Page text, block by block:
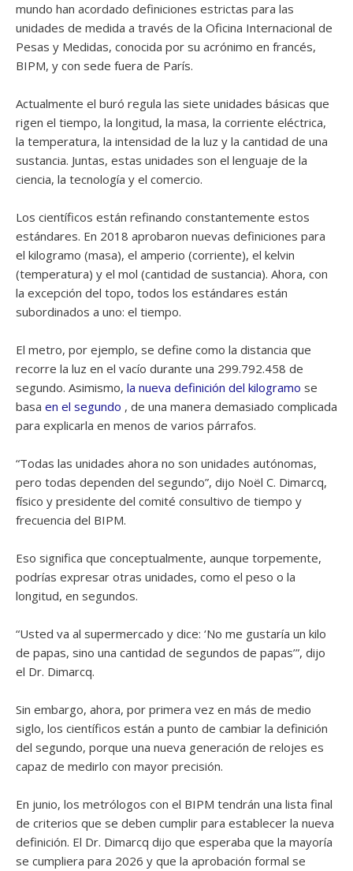
mundo han acordado definiciones estrictas para las
unidades de medida a través de la Oficina Internacional de
Pesas y Medidas, conocida por su acrónimo en francés,
BIPM, y con sede fuera de París.
Actualmente el buró regula las siete unidades básicas que
rigen el tiempo, la longitud, la masa, la corriente eléctrica,
la temperatura, la intensidad de la luz y la cantidad de una
sustancia. Juntas, estas unidades son el lenguaje de la
ciencia, la tecnología y el comercio.
Los científicos están refinando constantemente estos
estándares. En 2018 aprobaron nuevas definiciones para
el kilogramo (masa), el amperio (corriente), el kelvin
(temperatura) y el mol (cantidad de sustancia). Ahora, con
la excepción del topo, todos los estándares están
subordinados a uno: el tiempo.
El metro, por ejemplo, se define como la distancia que
recorre la luz en el vacío durante una 299.792.458 de
segundo. Asimismo, la nueva definición del kilogramo se
basa en el segundo , de una manera demasiado complicada
para explicarla en menos de varios párrafos.
“Todas las unidades ahora no son unidades autónomas,
pero todas dependen del segundo”, dijo Noël C. Dimarcq,
físico y presidente del comité consultivo de tiempo y
frecuencia del BIPM.
Eso significa que conceptualmente, aunque torpemente,
podrías expresar otras unidades, como el peso o la
longitud, en segundos.
“Usted va al supermercado y dice: ‘No me gustaría un kilo
de papas, sino una cantidad de segundos de papas’”, dijo
el Dr. Dimarcq.
Sin embargo, ahora, por primera vez en más de medio
siglo, los científicos están a punto de cambiar la definición
del segundo, porque una nueva generación de relojes es
capaz de medirlo con mayor precisión.
En junio, los metrólogos con el BIPM tendrán una lista final
de criterios que se deben cumplir para establecer la nueva
definición. El Dr. Dimarcq dijo que esperaba que la mayoría
se cumpliera para 2026 y que la aprobación formal se